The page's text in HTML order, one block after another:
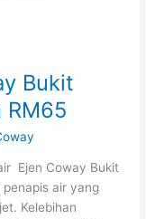
Bukit
RM65
Ejen Coway Bukit
penapis air yang
Kelebihan